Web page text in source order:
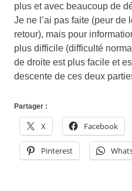
plus et avec beaucoup de
Je ne l’ai pas faite (peur de
retour), mais pour
plus difficile (difficulté
de droite est plus facile et
descente de ces deux
Partager :
X Facebook
Pinterest